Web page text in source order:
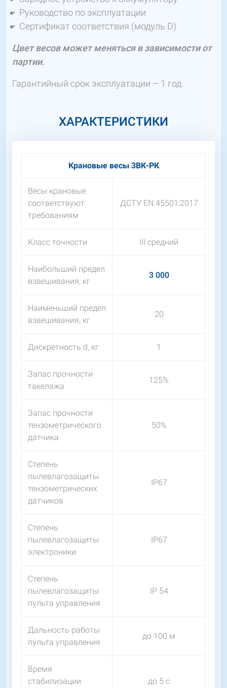
Руководство по эксплуатации
Сертификат соответствия (модуль D)
Цвет весов может меняться в зависимости от
партии.
Гарантийный срок эксплуатации – 1 год.
ХАРАКТЕРИСТИКИ
Крановые весы 3ВК-РК
Весы крановые
соответствуют
требованиям
ДСТУ EN 45501:2017
Класс точности III средний
Наибольший предел
взвешивания, кг
3 000
Наименьший предел
взвешивания, кг
20
Дискретность d, кг 1
Запас прочности
такелажа
125%
Запас прочности
тензометрического
датчика
50%
Степень
пылевлагозащиты
тензометрических
датчиков
IP67
Степень
пылевлагозащиты
электроники
IP67
Степень
пылевлагозащиты
пульта управления
IP 54
Дальность работы
пульта управления
до 100 м
Время
стабилизации
до 5 с